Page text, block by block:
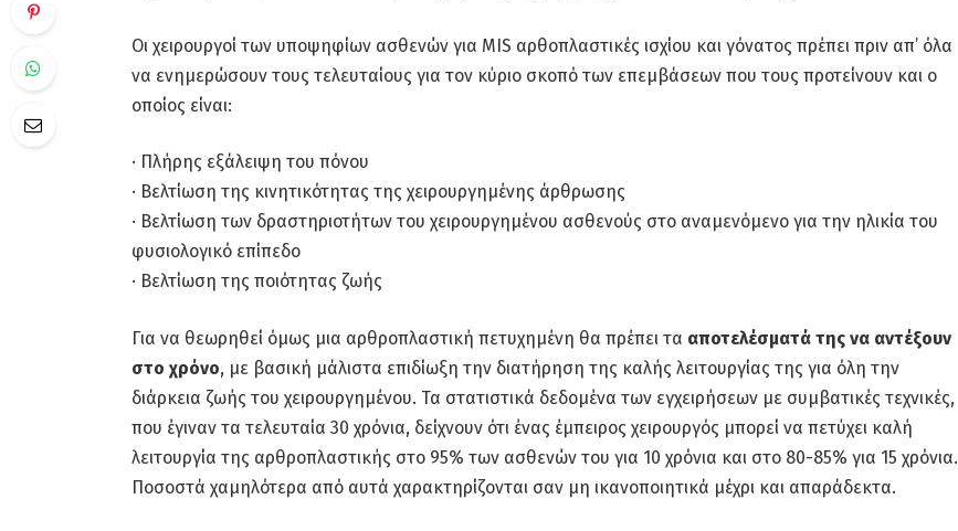
Οι χειρουργοί των υποψηφίων ασθενών για MIS αρθοπλαστικές ισχίου και γόνατος πρέπει πριν απ’ όλα
να ενημερώσουν τους τελευταίους για τον κύριο σκοπό των επεμβάσεων που τους προτείνουν και ο
οποίος είναι:
· Πλήρης εξάλειψη του πόνου
· Βελτίωση της κινητικότητας της χειρουργημένης άρθρωσης
· Βελτίωση των δραστηριοτήτων του χειρουργημένου ασθενούς στο αναμενόμενο για την ηλικία του
φυσιολογικό επίπεδο
· Βελτίωση της ποιότητας ζωής
Για να θεωρηθεί όμως μια αρθροπλαστική πετυχημένη θα πρέπει τα αποτελέσματά της να αντέξουν
στο χρόνο, με βασική μάλιστα επιδίωξη την διατήρηση της καλής λειτουργίας της για όλη την
διάρκεια ζωής του χειρουργημένου. Τα στατιστικά δεδομένα των εγχειρήσεων με συμβατικές τεχνικές,
που έγιναν τα τελευταία 30 χρόνια, δείχνουν ότι ένας έμπειρος χειρουργός μπορεί να πετύχει καλή
λειτουργία της αρθροπλαστικής στο 95% των ασθενών του για 10 χρόνια και στο 80-85% για 15 χρόνια.
Ποσοστά χαμηλότερα από αυτά χαρακτηρίζονται σαν μη ικανοποιητικά μέχρι και απαράδεκτα.